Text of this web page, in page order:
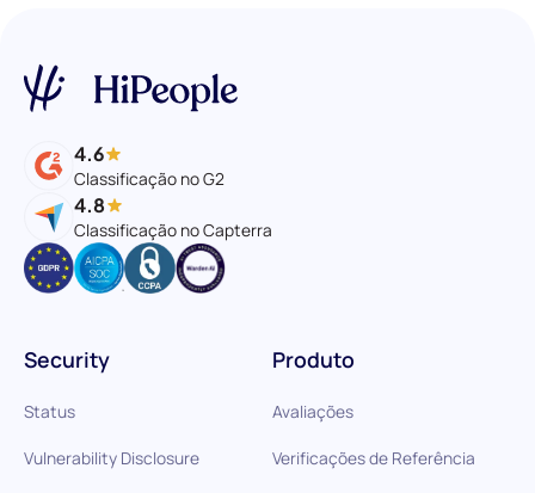
4.6
Classificação no G2
4.8
Classificação no Capterra
Produto
Avaliações
Verificações de Referência
Security
Status
Vulnerability Disclosure